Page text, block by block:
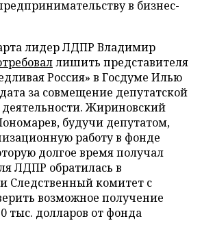
в бизнес-
лидер ЛДПР Владимир
лишить представителя
Россия» в Госдуме Илью
за совмещение депутатской
Жириновский
будучи депутатом,
работу в фонде
долгое время получал
ЛДПР обратилась в
Следственный комитет с
возможное получение
тыс. долларов от фонда